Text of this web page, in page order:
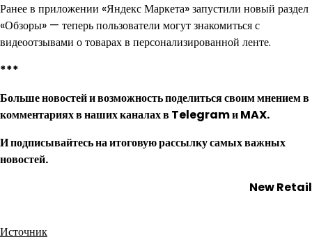
Ранее в приложении «Яндекс Маркета» запустили новый раздел
«Обзоры» — теперь пользователи могут знакомиться с
видеоотзывами о товарах в персонализированной ленте.
***
Больше новостей и возможность поделиться своим мнением в
комментариях в наших каналах вTelegramиMAX.
Иподписывайтесьна итоговую рассылку самых важных
новостей.
New Retail
Источник